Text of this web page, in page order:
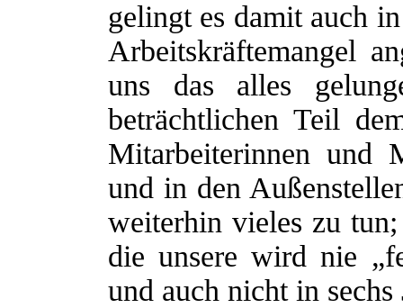
gelingt es damit auch
Arbeitskräftemangel
uns das alles
beträchtlichen Teil
Mitarbeiterinnen und
und in den
weiterhin vieles zu
die unsere wird nie
und auch nicht in sechs